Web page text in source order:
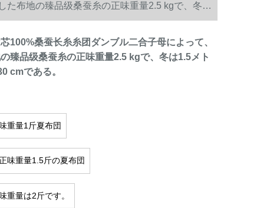
布地の臻品级桑蚕糸の正味重量2.5 kgで、冬は
100%桑蚕长糸糸团ダンブル二合子母によって、
臻品级桑蚕糸の正味重量2.5 kgで、冬は1.5メト
cmである。
重量1斤夏布団
味重量1.5斤の夏布団
重量は2斤です。